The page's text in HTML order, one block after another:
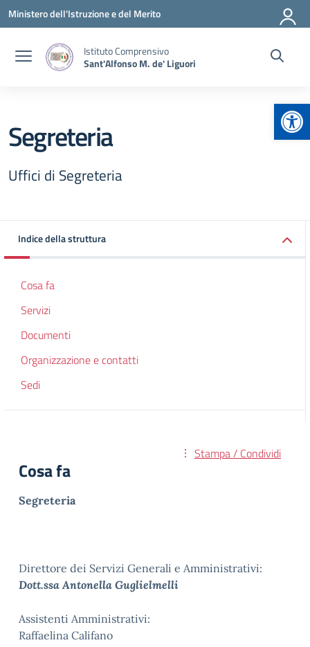
Vai ai contenuti
Vai al menu di navigazione
Vai al footer
Ministero dell'Istruzione e del Merito
Istituto Comprensivo
Sant'Alfonso M. de' Liguori
Segreteria
Uffici di Segreteria
Indice della struttura
Cosa fa
Servizi
Documenti
Organizzazione e contatti
Sedi
Stampa / Condividi
Cosa fa
Segreteria
Direttore dei Servizi Generali e Amministrativi:
Dott.ssa Antonella Guglielmelli
Assistenti Amministrativi:
Raffaelina Califano